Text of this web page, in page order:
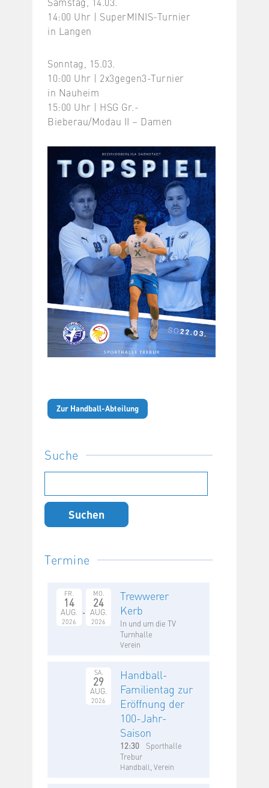
14:00 Uhr | SuperMINIS-Turnier
in Langen
Sonntag, 15.03.
10:00 Uhr | 2x3gegen3-Turnier
in Nauheim
15:00 Uhr | HSG Gr.-
Bieberau/Modau II – Damen
Zur Handball-Abteilung
Suche
nach:
Termine
FR.
14
AUG.
2026
MO.
24
AUG.
2026
Trewwerer
Kerb
In und um die TV
Turnhalle
Verein
SA.
29
AUG.
2026
Handball-
Familientag zur
Eröffnung der
100-Jahr-
Saison
12:30
Sporthalle
Trebur
Handball, Verein